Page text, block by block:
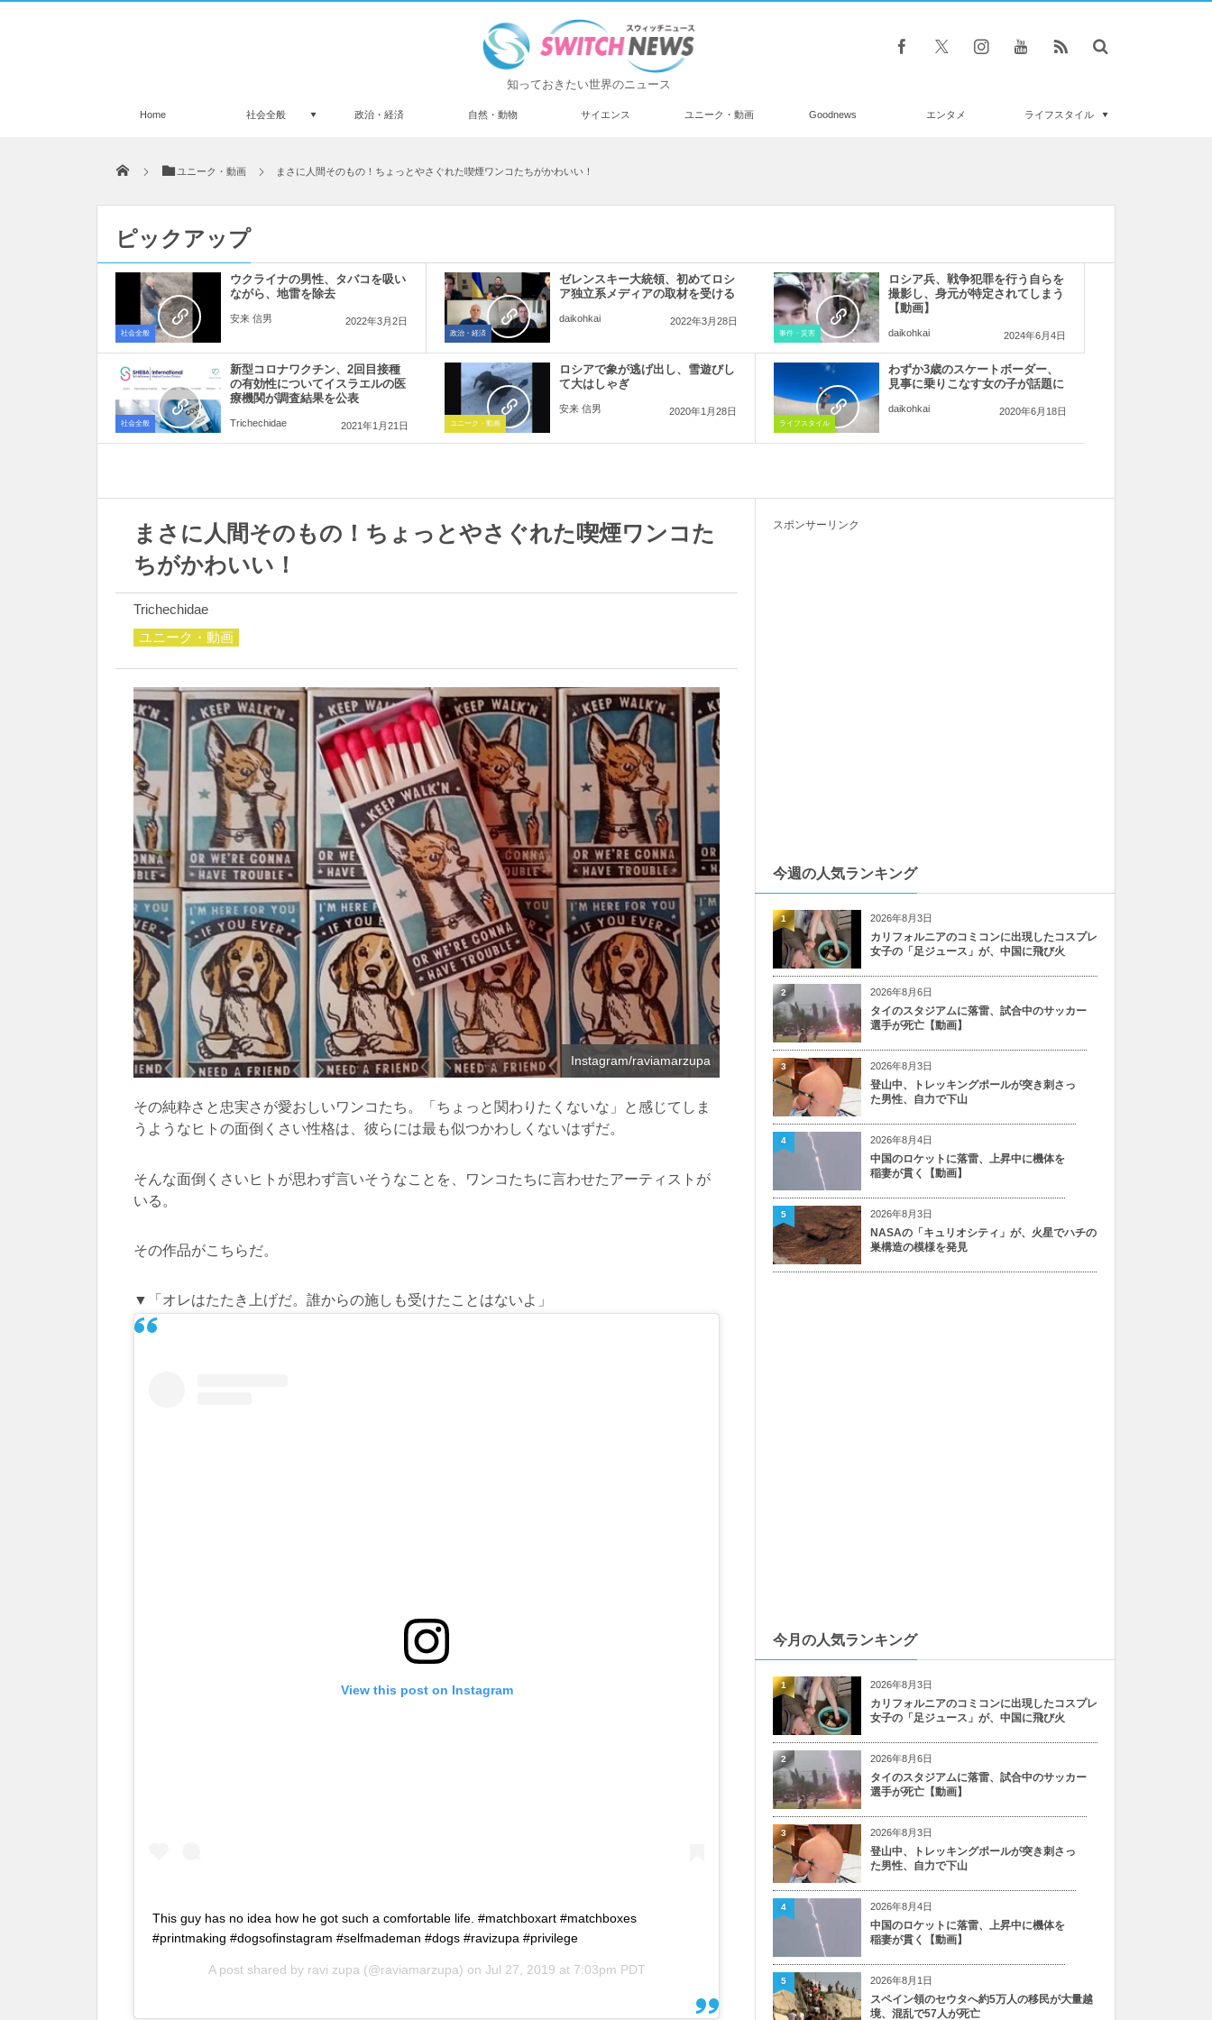
知っておきたい世界のニュース
Home 社会全般 政治・経済 自然・動物 サイエンス ユニーク・動画 Goodnews エンタメ ライフスタイル
ユニーク・動画 まさに人間そのもの！ちょっとやさぐれた喫煙ワンコたちがかわいい！
ピックアップ
社会全般
ウクライナの男性、タバコを吸い
ながら、地雷を除去
安来 信男 2022年3月2日
政治・経済
ゼレンスキー大統領、初めてロシ
ア独立系メディアの取材を受ける
daikohkai 2022年3月28日
事件・災害
ロシア兵、戦争犯罪を行う自らを
撮影し、身元が特定されてしまう
【動画】
daikohkai 2024年6月4日
社会全般
新型コロナワクチン、2回目接種
の有効性についてイスラエルの医
療機関が調査結果を公表
Trichechidae 2021年1月21日 ユニーク・動画
ロシアで象が逃げ出し、雪遊びし
て大はしゃぎ
安来 信男 2020年1月28日
ライフスタイル
わずか3歳のスケートボーダー、
見事に乗りこなす女の子が話題に
daikohkai 2020年6月18日
まさに人間そのもの！ちょっとやさぐれた喫煙ワンコた
ちがかわいい！
Trichechidae
ユニーク・動画
Instagram/raviamarzupa
その純粋さと忠実さが愛おしいワンコたち。「ちょっと関わりたくないな」と感じてしま
うようなヒトの面倒くさい性格は、彼らには最も似つかわしくないはずだ。
そんな面倒くさいヒトが思わず言いそうなことを、ワンコたちに言わせたアーティストが
いる。
その作品がこちらだ。
▼「オレはたたき上げだ。誰からの施しも受けたことはないよ」
View this post on Instagram
This guy has no idea how he got such a comfortable life. #matchboxart #matchboxes
#printmaking #dogsofinstagram #selfmademan #dogs #ravizupa #privilege
A post shared by ravi zupa (@raviamarzupa) on Jul 27, 2019 at 7:03pm PDT
スポンサーリンク
今週の人気ランキング
2026年8月3日
カリフォルニアのコミコンに出現したコスプレ
女子の「足ジュース」が、中国に飛び火
1
2026年8月6日
タイのスタジアムに落雷、試合中のサッカー
選手が死亡【動画】
2
2026年8月3日
登山中、トレッキングポールが突き刺さっ
た男性、自力で下山
3
2026年8月4日
中国のロケットに落雷、上昇中に機体を
稲妻が貫く【動画】
4
2026年8月3日
NASAの「キュリオシティ」が、火星でハチの
巣構造の模様を発見
5
今月の人気ランキング
2026年8月3日
カリフォルニアのコミコンに出現したコスプレ
女子の「足ジュース」が、中国に飛び火
1
2026年8月6日
タイのスタジアムに落雷、試合中のサッカー
選手が死亡【動画】
2
2026年8月3日
登山中、トレッキングポールが突き刺さっ
た男性、自力で下山
3
2026年8月4日
中国のロケットに落雷、上昇中に機体を
稲妻が貫く【動画】
4
2026年8月1日
スペイン領のセウタへ約5万人の移民が大量越
境、混乱で57人が死亡
5